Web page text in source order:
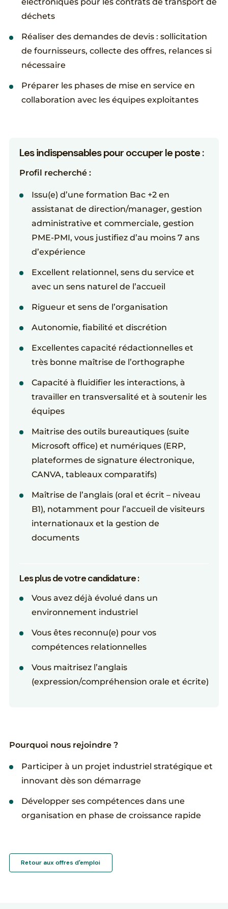
électroniques pour les contrats de transport de
déchets
Réaliser des demandes de devis : sollicitation
de fournisseurs, collecte des offres, relances si
nécessaire
Préparer les phases de mise en service en
collaboration avec les équipes exploitantes
Les indispensables pour occuper le poste :
Profil recherché :
Issu(e) d’une formation Bac +2 en
assistanat de direction/manager, gestion
administrative et commerciale, gestion
PME-PMI, vous justifiez d’au moins 7 ans
d’expérience
Excellent relationnel, sens du service et
avec un sens naturel de l’accueil
Rigueur et sens de l’organisation
Autonomie, fiabilité et discrétion
Excellentes capacité rédactionnelles et
très bonne maîtrise de l’orthographe
Capacité à fluidifier les interactions, à
travailler en transversalité et à soutenir les
équipes
Maitrise des outils bureautiques (suite
Microsoft office) et numériques (ERP,
plateformes de signature électronique,
CANVA, tableaux comparatifs)
Maîtrise de l’anglais (oral et écrit – niveau
B1), notamment pour l’accueil de visiteurs
internationaux et la gestion de
documents
Les plus de votre candidature :
Vous avez déjà évolué dans un
environnement industriel
Vous êtes reconnu(e) pour vos
compétences relationnelles
Vous maitrisez l’anglais
(expression/compréhension orale et écrite)
Pourquoi nous rejoindre ?
Participer à un projet industriel stratégique et
innovant dès son démarrage
Développer ses compétences dans une
organisation en phase de croissance rapide
Retour aux offres d'emploi